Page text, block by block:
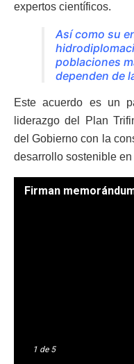
expertos científicos.
Así como su
poblaciones
dependen de
Este acuerdo es un
liderazgo del Plan
del Gobierno con la
desarrollo sostenible en
1 de 5